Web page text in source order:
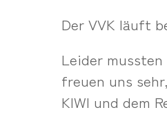
Der VVK läuft
Leider
freuen uns
KIWI und dem